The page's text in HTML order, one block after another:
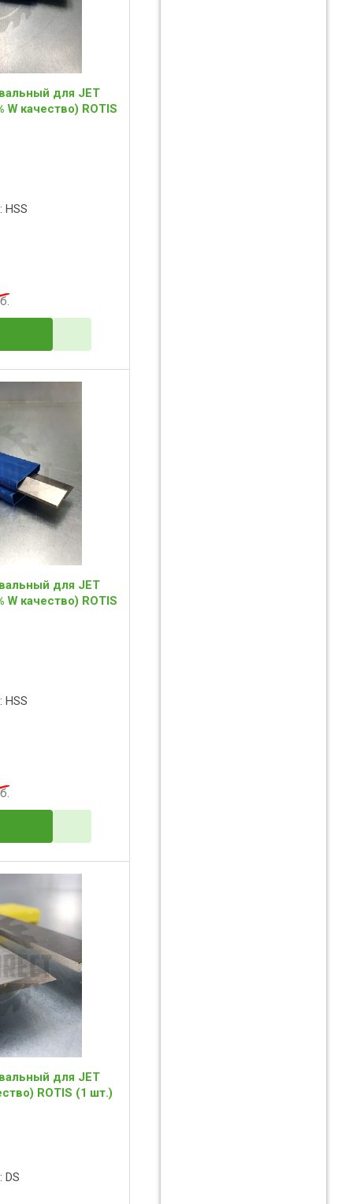
для JET
W качество) ROTIS
HSS
для JET
W качество) ROTIS
HSS
для JET
ROTIS (1 шт.)
DS